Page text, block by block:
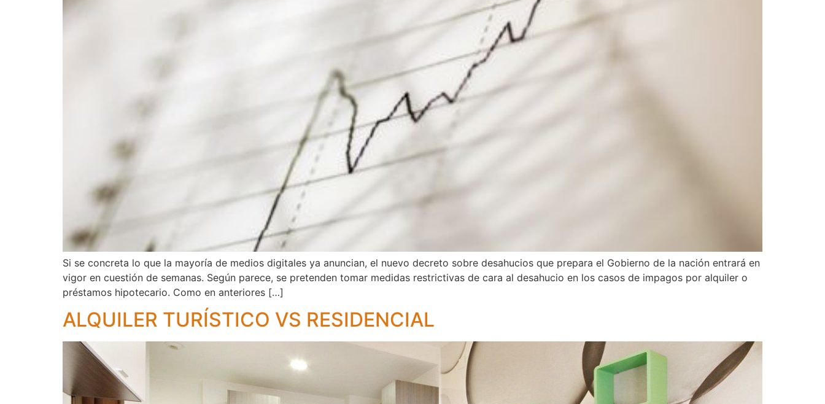
Si se concreta lo que la mayoría de medios digitales ya anuncian, el nuevo decreto sobre desahucios que prepara el Gobierno de la nación entrará en
vigor en cuestión de semanas. Según parece, se pretenden tomar medidas restrictivas de cara al desahucio en los casos de impagos por alquiler o
préstamos hipotecario. Como en anteriores […]
ALQUILER TURÍSTICO VS RESIDENCIAL